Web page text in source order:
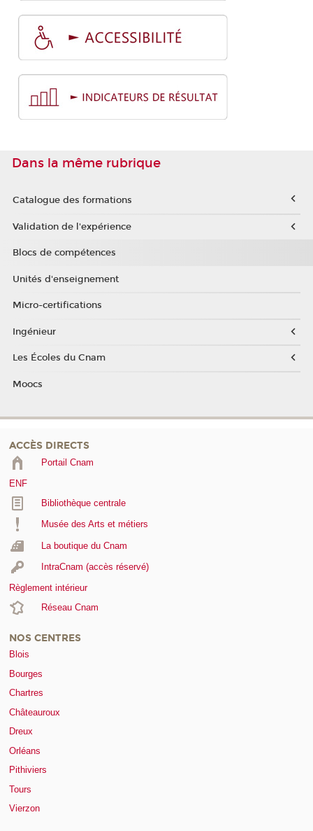
Dans la même rubrique
Catalogue des formations
Validation de l'expérience
Blocs de compétences
Unités d'enseignement
Micro-certifications
Ingénieur
Les Écoles du Cnam
Moocs
ACCÈS DIRECTS
Portail Cnam
ENF
Bibliothèque centrale
Musée des Arts et métiers
La boutique du Cnam
IntraCnam (accès réservé)
Règlement intérieur
Réseau Cnam
NOS CENTRES
Blois
Bourges
Chartres
Châteauroux
Dreux
Orléans
Pithiviers
Tours
Vierzon